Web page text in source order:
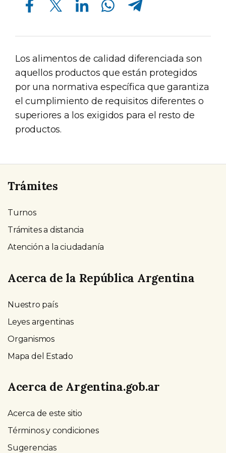
Los alimentos de calidad diferenciada son
aquellos productos que están protegidos
por una normativa específica que garantiza
el cumplimiento de requisitos diferentes o
superiores a los exigidos para el resto de
productos.
Trámites
Turnos
Trámites a distancia
Atención a la ciudadanía
Acerca de la República Argentina
Nuestro país
Leyes argentinas
Organismos
Mapa del Estado
Acerca de Argentina.gob.ar
Acerca de este sitio
Términos y condiciones
Sugerencias